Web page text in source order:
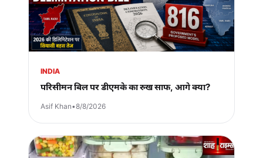
INDIA
परिसीमन बिल पर डीएमके का रुख साफ, आगे क्या?
Asif Khan•8/8/2026